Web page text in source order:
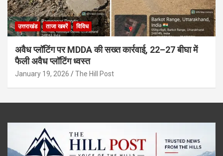
उत्तराखंड ताजा खबरें विविध
अवैध प्लॉटिंग पर MDDA की सख्त कार्रवाई, 22–27 बीघा में
फैली अवैध प्लॉटिंग ध्वस्त
January 19, 2026 The Hill Post